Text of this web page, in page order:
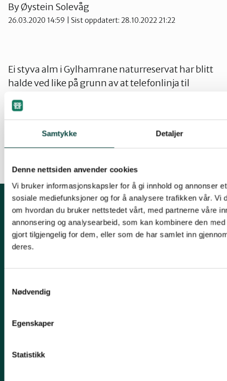
Samtykke Detaljer
Denne nettsiden anvender cookies
Vi bruker informasjonskapsler for å gi innhold og annonser
sosiale mediefunksjoner og for å analysere trafikken vår. Vi
om hvordan du bruker nettstedet vårt, med partnerne våre
annonsering og analysearbeid, som kan kombinere den
gjort tilgjengelig for dem, eller som de har samlet inn
deres.
Nødvendig
Egenskaper
Statistikk
ByØystein Solevåg
26.03.2020 14:59 | Sist oppdatert: 28.10.2022 21:22
Ei styva alm i Gylhamrane naturreservat har blitt
halde ved like på grunn av at telefonlinja til
Telenor går like ved.
prioritert.
Kontakt fylkeslaget
Fylkessekretær, Øystein Folden
Organisasjonsnummer 871367132
Snarveier
Samferdsel